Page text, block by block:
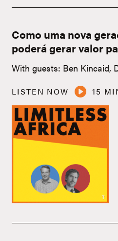
Como uma nova
poderá gerar valor
With guests: Ben Kincaid,
LISTEN NOW 15